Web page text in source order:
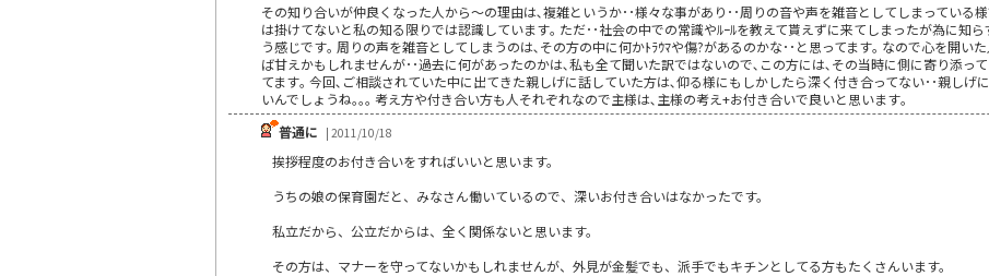
その知り合いが仲良くなった人から～の理由は､複雑というか･･様々な事があり･･周りの音や声を雑音としてしまっている
は掛けてないと私の知る限りでは認識しています｡ ただ･･社会の中での常識やﾙｰﾙを教えて貰えずに来てしまったが為に知
う感じです｡ 周りの声を雑音としてしまうのは､その方の中に何かﾄﾗｳﾏや傷?があるのかな･･と思ってます｡ なので心を開い
ば甘えかもしれませんが･･過去に何があったのかは､私も全て聞いた訳ではないので､この方には､その当時に側に寄り添っ
てます｡ 今回､ご相談されていた中に出てきた親しげに話していた方は､仰る様にもしかしたら深く付き合ってない･･親しげ
いんでしょうね｡｡｡ 考え方や付き合い方も人それぞれなので主様は､主様の考え+お付き合いで良いと思います｡
普通に | 2011/10/18
挨拶程度のお付き合いをすればいいと思います。
うちの娘の保育園だと、みなさん働いているので、深いお付き合いはなかったです。
私立だから、公立だからは、全く関係ないと思います。
その方は、マナーを守ってないかもしれませんが、外見が金髪でも、派手でもキチンとしてる方もたくさんいます。